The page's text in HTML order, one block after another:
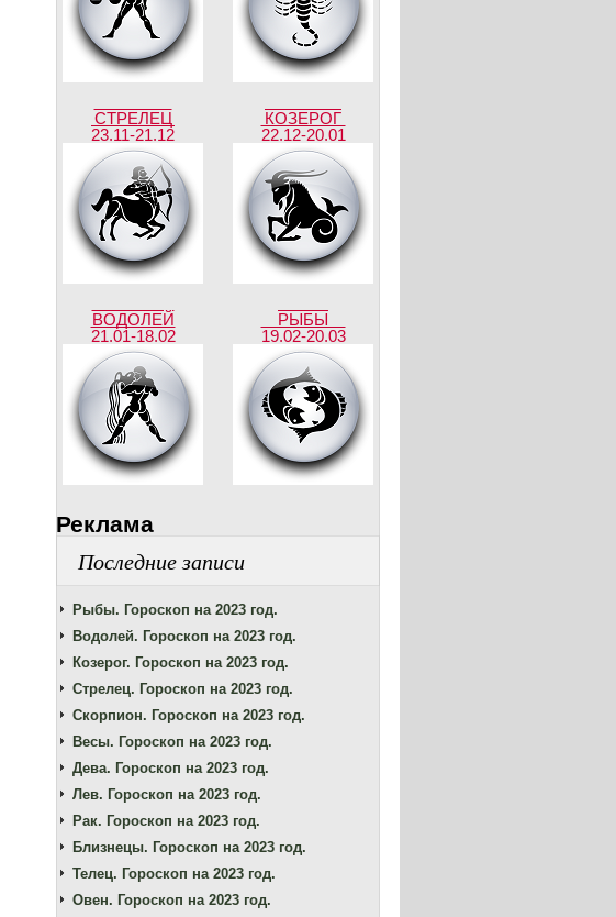
СТРЕЛЕЦ
23.11-21.12
КОЗЕРОГ
22.12-20.01
ВОДОЛЕЙ
21.01-18.02
РЫБЫ
19.02-20.03
Реклама
Последние записи
Рыбы. Гороскоп на 2023 год.
Водолей. Гороскоп на 2023 год.
Козерог. Гороскоп на 2023 год.
Стрелец. Гороскоп на 2023 год.
Скорпион. Гороскоп на 2023 год.
Весы. Гороскоп на 2023 год.
Дева. Гороскоп на 2023 год.
Лев. Гороскоп на 2023 год.
Рак. Гороскоп на 2023 год.
Близнецы. Гороскоп на 2023 год.
Телец. Гороскоп на 2023 год.
Овен. Гороскоп на 2023 год.